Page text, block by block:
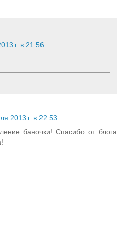
г. в 21:56
2013 г. в 22:53
баночки! Спасибо от блога